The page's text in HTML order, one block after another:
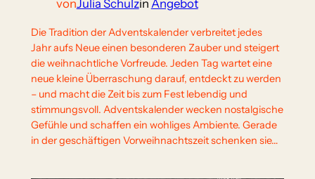
vonJulia Schulzin Angebot
Die Tradition der Adventskalender verbreitet jedes
Jahr aufs Neue einen besonderen Zauber und steigert
die weihnachtliche Vorfreude. Jeden Tag wartet eine
neue kleine Überraschung darauf, entdeckt zu werden
– und macht die Zeit bis zum Fest lebendig und
stimmungsvoll. Adventskalender wecken nostalgische
Gefühle und schaffen ein wohliges Ambiente. Gerade
in der geschäftigen Vorweihnachtszeit schenken sie…